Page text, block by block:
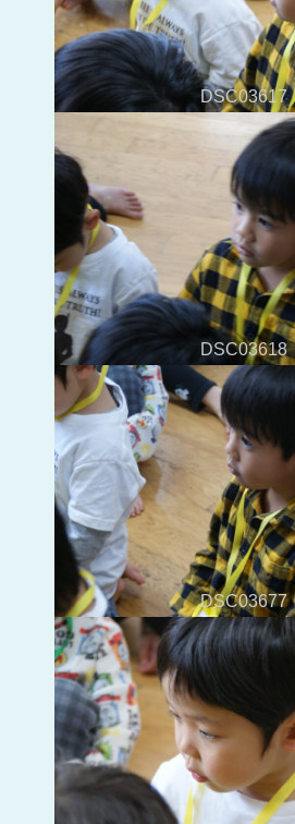
DSC03617
DSC03618
DSC03677